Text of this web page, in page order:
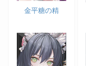
金平糖の精